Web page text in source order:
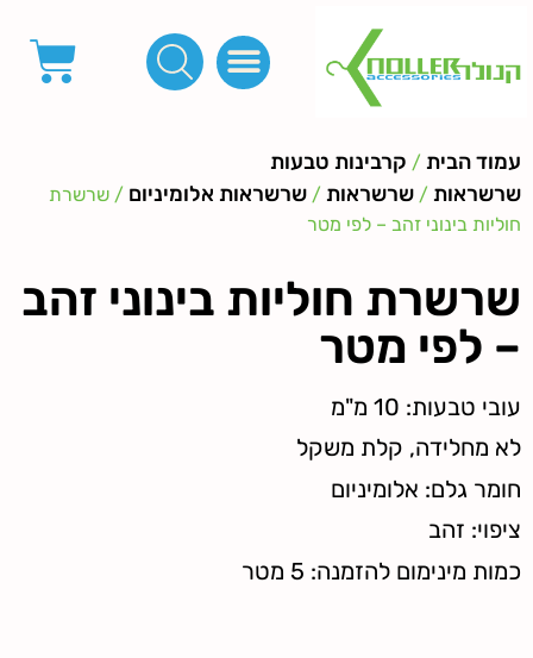
עמוד הבית / קרבינות טבעות
שרשראות / שרשראות / שרשראות אלומיניום / שרשרת
חוליות בינוני זהב – לפי מטר
שרשרת חוליות בינוני זהב
– לפי מטר
עובי טבעות: 10 מ"מ
לא מחלידה, קלת משקל
חומר גלם: אלומיניום
ציפוי: זהב
כמות מינימום להזמנה: 5 מטר